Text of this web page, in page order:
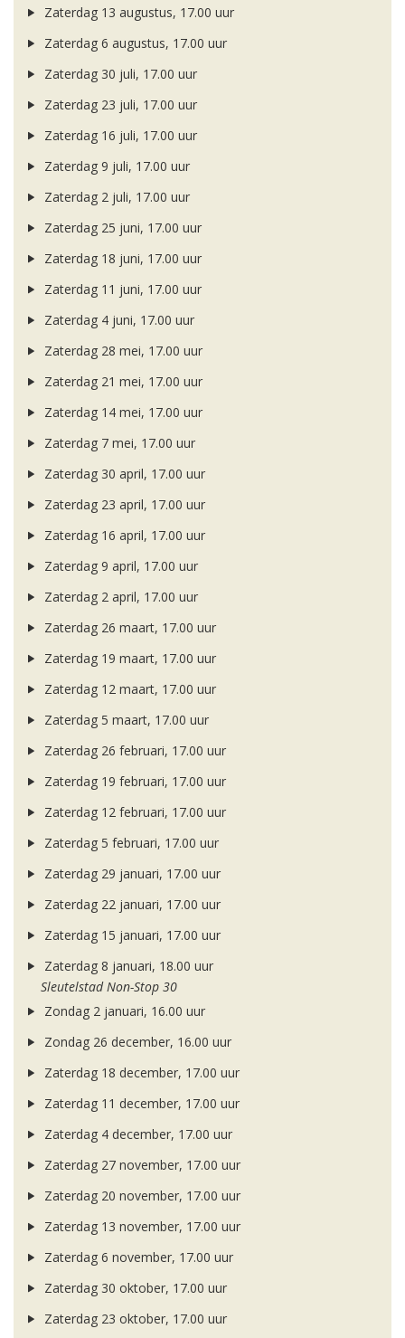
Zaterdag 13 augustus, 17.00 uur
Zaterdag 6 augustus, 17.00 uur
Zaterdag 30 juli, 17.00 uur
Zaterdag 23 juli, 17.00 uur
Zaterdag 16 juli, 17.00 uur
Zaterdag 9 juli, 17.00 uur
Zaterdag 2 juli, 17.00 uur
Zaterdag 25 juni, 17.00 uur
Zaterdag 18 juni, 17.00 uur
Zaterdag 11 juni, 17.00 uur
Zaterdag 4 juni, 17.00 uur
Zaterdag 28 mei, 17.00 uur
Zaterdag 21 mei, 17.00 uur
Zaterdag 14 mei, 17.00 uur
Zaterdag 7 mei, 17.00 uur
Zaterdag 30 april, 17.00 uur
Zaterdag 23 april, 17.00 uur
Zaterdag 16 april, 17.00 uur
Zaterdag 9 april, 17.00 uur
Zaterdag 2 april, 17.00 uur
Zaterdag 26 maart, 17.00 uur
Zaterdag 19 maart, 17.00 uur
Zaterdag 12 maart, 17.00 uur
Zaterdag 5 maart, 17.00 uur
Zaterdag 26 februari, 17.00 uur
Zaterdag 19 februari, 17.00 uur
Zaterdag 12 februari, 17.00 uur
Zaterdag 5 februari, 17.00 uur
Zaterdag 29 januari, 17.00 uur
Zaterdag 22 januari, 17.00 uur
Zaterdag 15 januari, 17.00 uur
Zaterdag 8 januari, 18.00 uur
Sleutelstad Non-Stop 30
Zondag 2 januari, 16.00 uur
Zondag 26 december, 16.00 uur
Zaterdag 18 december, 17.00 uur
Zaterdag 11 december, 17.00 uur
Zaterdag 4 december, 17.00 uur
Zaterdag 27 november, 17.00 uur
Zaterdag 20 november, 17.00 uur
Zaterdag 13 november, 17.00 uur
Zaterdag 6 november, 17.00 uur
Zaterdag 30 oktober, 17.00 uur
Zaterdag 23 oktober, 17.00 uur